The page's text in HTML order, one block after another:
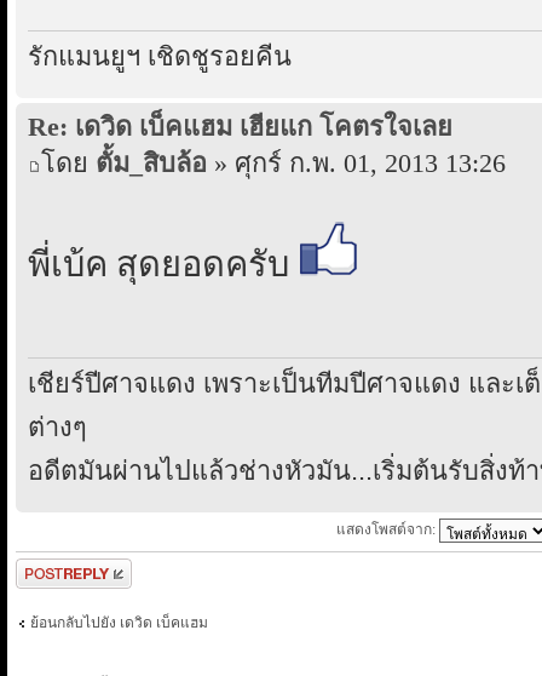
รักแมนยูฯ เชิดชูรอยคีน
Re: เดวิด เบ็คแฮม เฮียแก โคตรใจเลย
โดย ตั้ม_สิบล้อ » ศุกร์ ก.พ. 01, 2013 13:26
พี่เบ้ค สุดยอดครับ
เชียร์ปีศาจแดง เพราะเป็นทีมปีศาจแดง และ
ต่างๆ
อดีตมันผ่านไปแล้วช่างหัวมัน...เริ่มต้นรับสิ่งท้
แสดงโพสต์จาก:
ตอบกระทู้
ย้อนกลับไปยัง เดวิด เบ็คแฮม